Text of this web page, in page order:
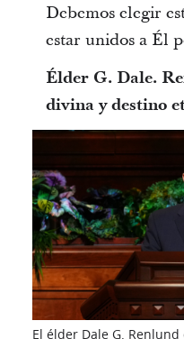
Debemos elegir
estar unidos a Él
Élder G. Dale.
divina y destino
El élder Dale G.